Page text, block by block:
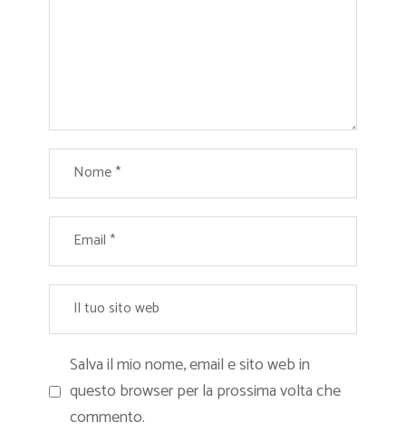
Salva il mio nome, email e sito web in
questo browser per la prossima volta che
commento.